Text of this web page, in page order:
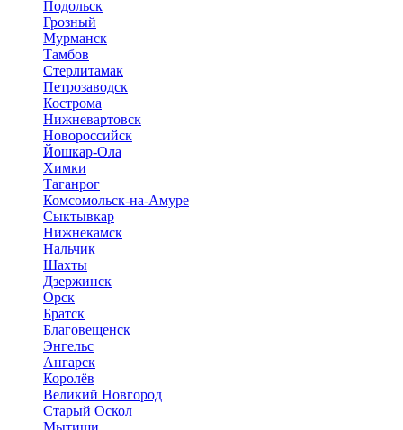
Подольск
Грозный
Мурманск
Тамбов
Стерлитамак
Петрозаводск
Кострома
Нижневартовск
Новороссийск
Йошкар-Ола
Химки
Таганрог
Комсомольск-на-Амуре
Сыктывкар
Нижнекамск
Нальчик
Шахты
Дзержинск
Орск
Братск
Благовещенск
Энгельс
Ангарск
Королёв
Великий Новгород
Старый Оскол
Мытищи